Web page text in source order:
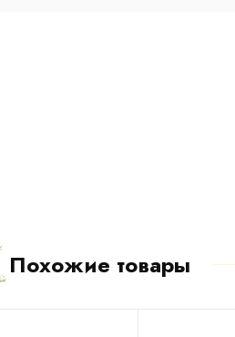
Похожие товары